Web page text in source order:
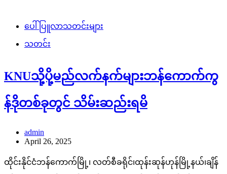
ပေါ်ပြူလာသတင်းများ
သတင်း
KNUသို့ပို့မည်လက်နက်များဘန်ကောက်ကွ
န်ဒိုတစ်ခုတွင် သိမ်းဆည်းရမိ
admin
April 26, 2025
ထိုင်းနိုင်ငံဘန်ကောက်မြို့၊ လတ်စီခရိုင်၊ထုန်းဆုန်ဟုန်မြို့နယ်၊ချိန်